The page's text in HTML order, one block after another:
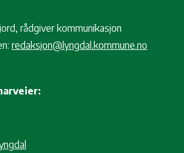
rådgiver kommunikasjon
redaksjon@lyngdal.kommune.no